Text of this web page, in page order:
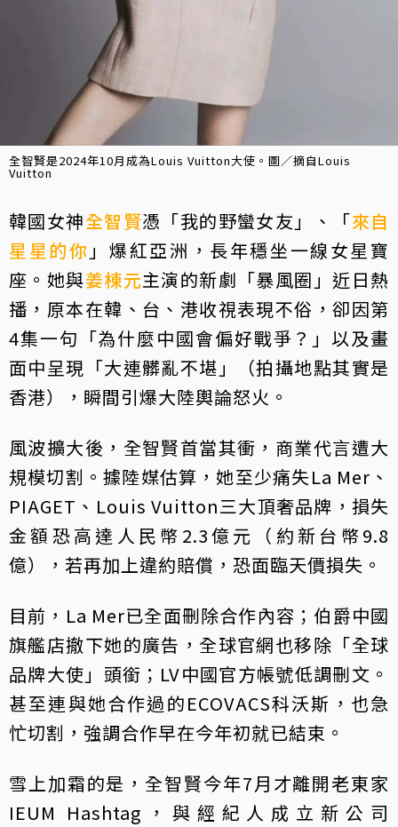
全智賢是2024年10月成為Louis Vuitton大使。圖／摘自Louis
Vuitton
韓國女神全智賢憑「我的野蠻女友」、「來自
星星的你 」爆紅亞洲，長年穩坐一線女星寶
座。她與姜棟元主演的新劇「暴風圈」近日熱
播，原本在韓、台、港收視表現不俗，卻因第
4集一句「為什麼中國會偏好戰爭？」以及畫
面中呈現「大連髒亂不堪」（拍攝地點其實是
香港），瞬間引爆大陸輿論怒火。
風波擴大後，全智賢首當其衝，商業代言遭大
規模切割。據陸媒估算，她至少痛失La Mer、
PIAGET、Louis Vuitton三大頂奢品牌，損失
金額恐高達人民幣2.3億元（約新台幣9.8
億），若再加上違約賠償，恐面臨天價損失。
目前，La Mer已全面刪除合作內容；伯爵中國
旗艦店撤下她的廣告，全球官網也移除「全球
品牌大使」頭銜；LV中國官方帳號低調刪文。
甚至連與她合作過的ECOVACS科沃斯，也急
忙切割，強調合作早在今年初就已結束。
雪上加霜的是，全智賢今年7月才離開老東家
IEUM Hashtag，與經紀人成立新公司